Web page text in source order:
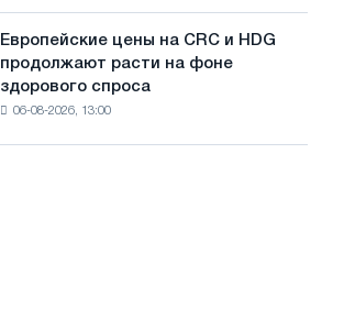
Европейские цены на CRC и HDG
продолжают расти на фоне
здорового спроса
06-08-2026, 13:00